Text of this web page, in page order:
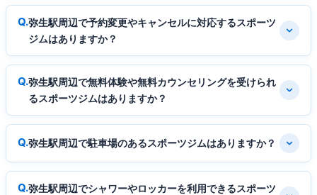
弥生駅周辺で予約変更やキャンセルに対応するスポーツ
ジムはありますか？
弥生駅周辺で無料体験や無料カウンセリングを受けられ
るスポーツジムはありますか？
弥生駅周辺で駐車場のあるスポーツジムはありますか？
弥生駅周辺でシャワーやロッカーを利用できるスポーツ